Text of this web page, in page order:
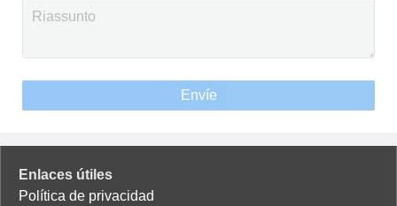
Envíe
Enlaces útiles
Política de privacidad